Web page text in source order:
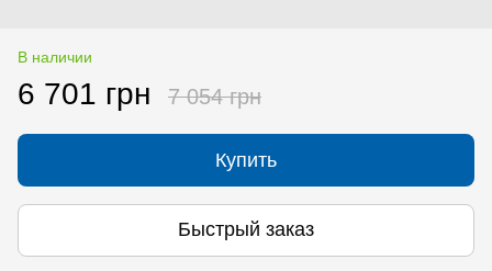
В наличии
6 701 грн 7 054 грн
Купить
Быстрый заказ